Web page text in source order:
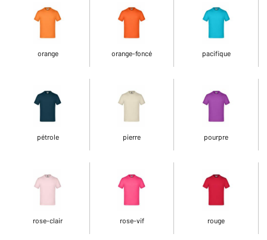
orange orange-foncé pacifique
pétrole pierre pourpre
rose-clair rose-vif rouge